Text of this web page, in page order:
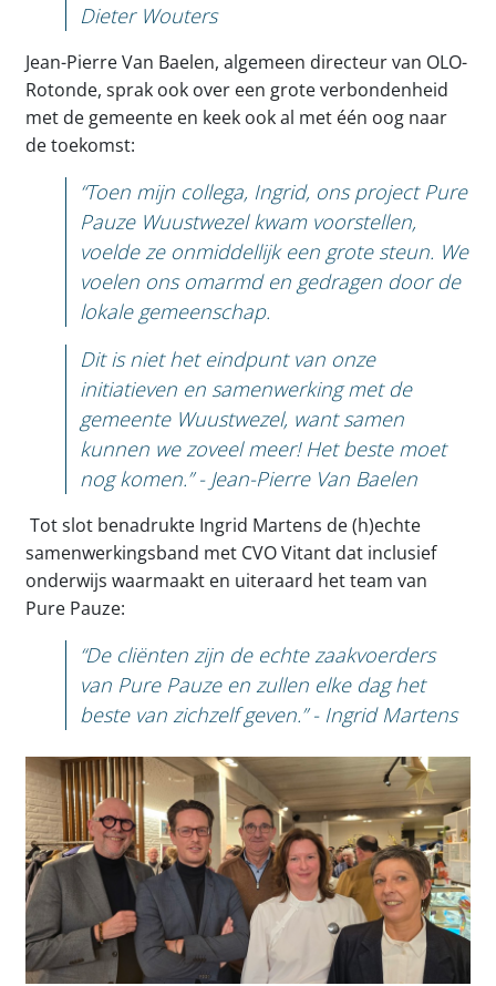
Dieter Wouters
Jean-Pierre Van Baelen, algemeen directeur van OLO-
Rotonde, sprak ook over een grote verbondenheid
met de gemeente en keek ook al met één oog naar
de toekomst:
“Toen mijn collega, Ingrid, ons project Pure
Pauze Wuustwezel kwam voorstellen,
voelde ze onmiddellijk een grote steun. We
voelen ons omarmd en gedragen door de
lokale gemeenschap.
Dit is niet het eindpunt van onze
initiatieven en samenwerking met de
gemeente Wuustwezel, want samen
kunnen we zoveel meer! Het beste moet
nog komen.” - Jean-Pierre Van Baelen
Tot slot benadrukte Ingrid Martens de (h)echte
samenwerkingsband met CVO Vitant dat inclusief
onderwijs waarmaakt en uiteraard het team van
Pure Pauze:
“De cliënten zijn de echte zaakvoerders
van Pure Pauze en zullen elke dag het
beste van zichzelf geven.” - Ingrid Martens